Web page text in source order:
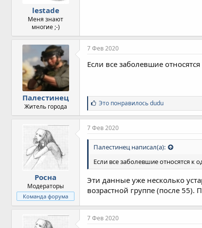
lestade
Меня знают
многие ;-)
Палестинец
Житель города
7 Фев 2020
Если все заболевшие
С
и
м
п
т
и
:
Это понравилосьdudu
Росна
Модераторы
Команда форума
7 Фев 2020
Палестинец написал(а):
Если все заболевшие относятся к
Эти данные уже несколько
возрастной группе (после
7 Фев 2020